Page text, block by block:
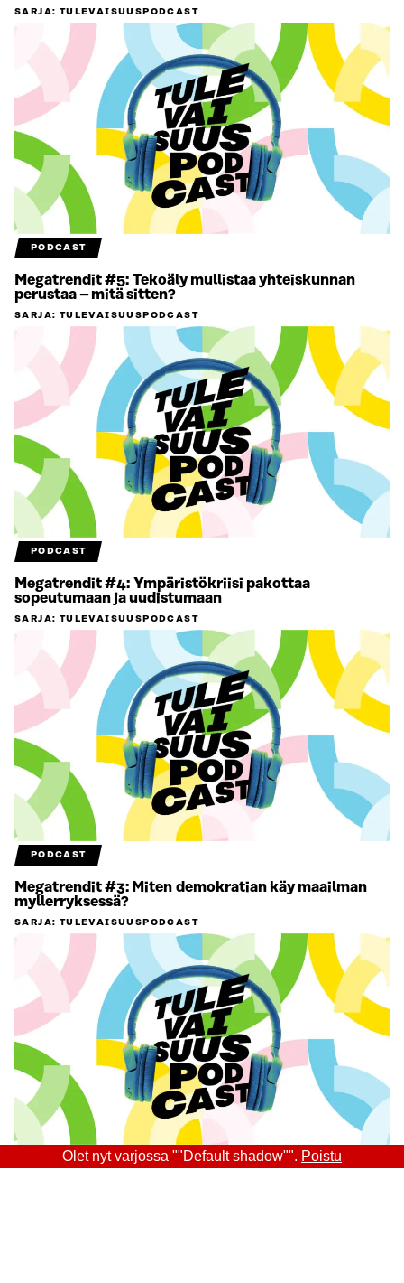
SARJA: TULEVAISUUSPODCAST
PODCAST
Megatrendit #5: Tekoäly mullistaa yhteiskunnan
perustaa – mitä sitten?
SARJA: TULEVAISUUSPODCAST
PODCAST
Megatrendit #4: Ympäristökriisi pakottaa
sopeutumaan ja uudistumaan
SARJA: TULEVAISUUSPODCAST
PODCAST
Megatrendit #3: Miten demokratian käy maailman
myllerryksessä?
SARJA: TULEVAISUUSPODCAST
Olet nyt varjossa ""Default shadow"". Poistu